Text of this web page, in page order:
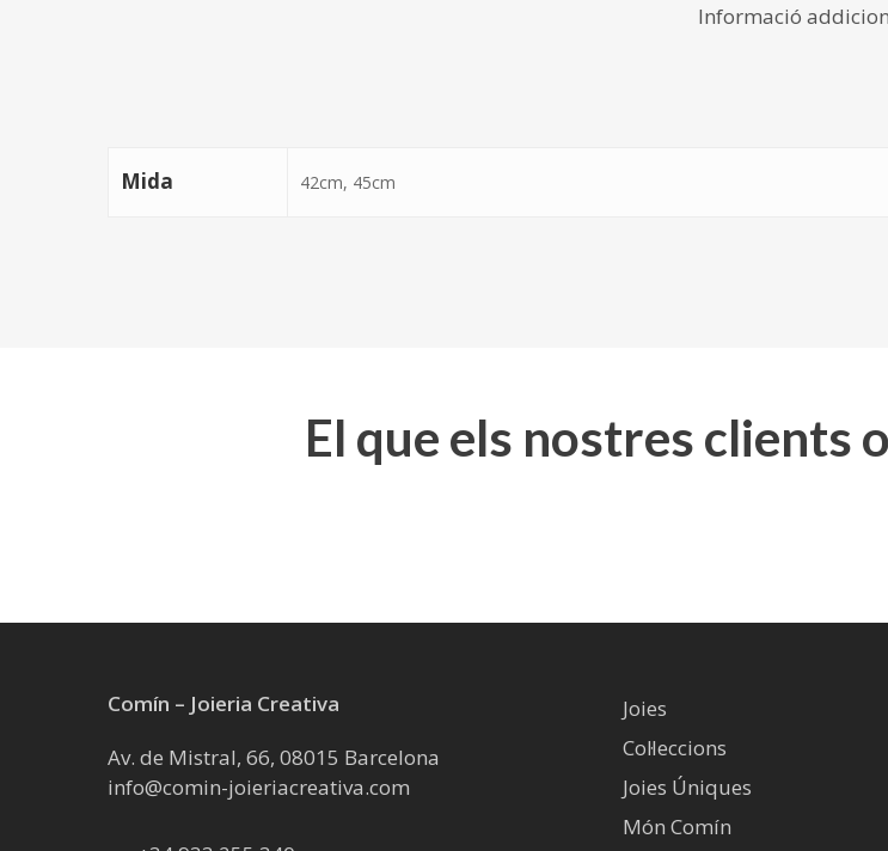
Informació
Mida 42cm, 45cm
El que els nostres clients
Comín – Joieria Creativa
Av. de Mistral, 66, 08015 Barcelona
info@comin-joieriacreativa.com
Joies
Col·leccions
Joies Úniques
Món Comín